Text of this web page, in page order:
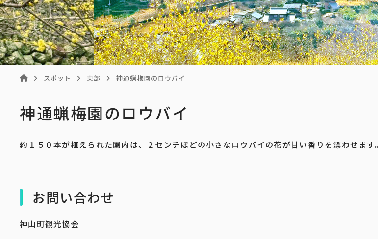
スポット 東部 神通蝋梅園のロウバイ
神通蝋梅園のロウバイ
約１５０本が植えられた園内は、２センチほどの小さなロウバイの花が甘い香りを漂わせます。
お問い合わせ
神山町観光協会